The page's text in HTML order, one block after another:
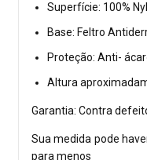
Superfície: 100%
Base: Feltro
Proteção: Anti-
Altura
Garantia: Contra
Sua medida pode
para menos